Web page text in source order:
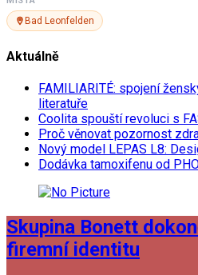
Bad Leonfelden
Aktuálně
FAMILIARITÉ: spojení
literatuře
Coolita spouští revoluci s
Proč věnovat pozornost
Nový model LEPAS L8:
Dodávka tamoxifenu od
Skupina Bonett
firemní identitu